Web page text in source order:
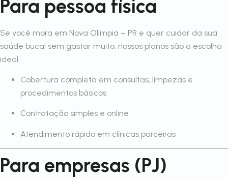
Para pessoa física
Se você mora em Nova Olímpia – PR e quer cuidar da sua
saúde bucal sem gastar muito, nossos planos são a escolha
ideal.
Cobertura completa em consultas, limpezas e
procedimentos básicos
Contratação simples e online
Atendimento rápido em clínicas parceiras
Para empresas (PJ)